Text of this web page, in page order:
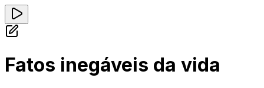
Fatos inegáveis da vida